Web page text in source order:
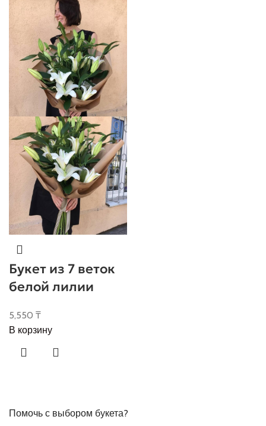
Букет из 7 веток
белой лилии
5,550 ₸
В корзину
Помочь с выбором букета?